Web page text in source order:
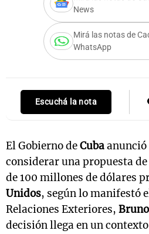
News
Mirá las notas de
WhatsApp
Escuchá la nota
El Gobierno deCuba
considerar una propuesta
de 100 millones de dólares
Unidos, según lo manifestó
Relaciones Exteriores,
decisión llega en un